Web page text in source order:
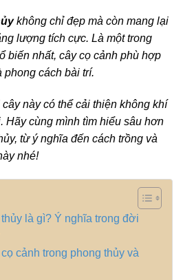
không chỉ đẹp mà còn mang lại
lượng tích cực. Là một trong
biến nhất, cây cọ cảnh phù hợp
phong cách bài trí.
này có thể cải thiện không khí
Hãy cùng mình tìm hiểu sâu hơn
từ ý nghĩa đến cách trồng và
nhé!
là gì? Ý nghĩa trong đời
cảnh trong phong thủy và